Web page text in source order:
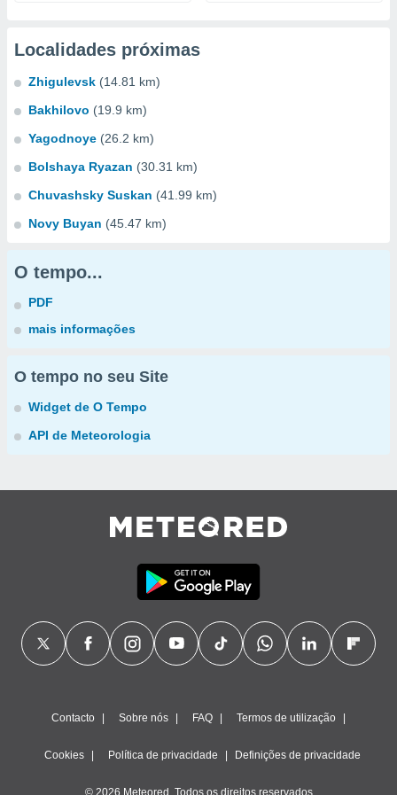
Localidades próximas
Zhigulevsk (14.81 km)
Bakhilovo (19.9 km)
Yagodnoye (26.2 km)
Bolshaya Ryazan (30.31 km)
Chuvashsky Suskan (41.99 km)
Novy Buyan (45.47 km)
O tempo...
PDF
mais informações
O tempo no seu Site
Widget de O Tempo
API de Meteorologia
Contacto Sobre nós FAQ Termos de utilização
Cookies Política de privacidade Definições de privacidade
© 2026 Meteored. Todos os direitos reservados